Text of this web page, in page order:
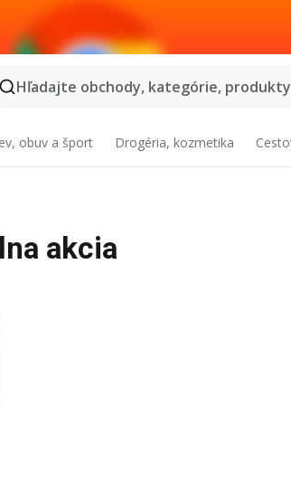
Hľadajte obchody, kategórie,
obuv a šport Drogéria, kozmetika
akcia